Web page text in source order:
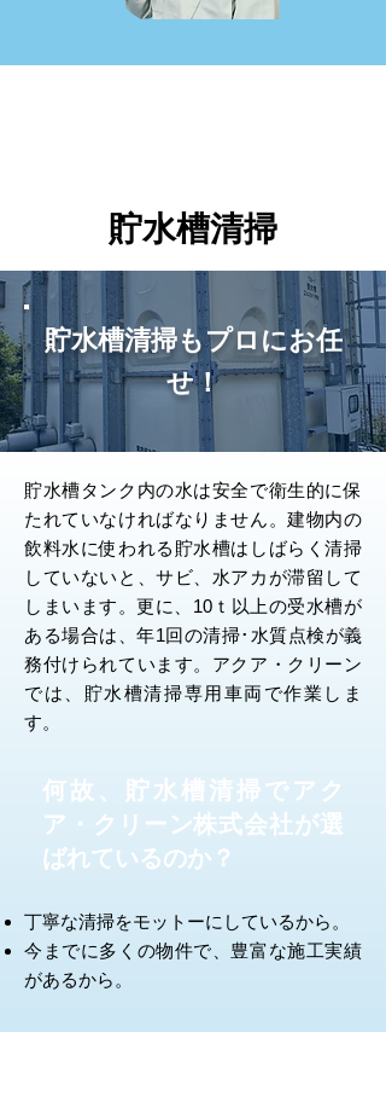
貯水槽清掃
貯水槽清掃もプロにお任
せ！
貯水槽タンク内の水は安全で衛生的に保
たれていなければなりません。建物内の
飲料水に使われる貯水槽はしばらく清掃
していないと、サビ、水アカが滞留して
しまいます。更に、10ｔ以上の受水槽が
ある場合は、年1回の清掃･水質点検が義
務付けられています。アクア・クリーン
では、貯水槽清掃専用車両で作業しま
す。
何故、貯水槽清掃でアク
ア・クリーン株式会社が選
ばれているのか？
丁寧な清掃をモットーにしているから。
今までに多くの物件で、豊富な施工実績
があるから。